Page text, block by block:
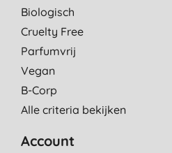
Biologisch
Cruelty Free
Parfumvrij
Vegan
B-Corp
Alle criteria bekijken
Account